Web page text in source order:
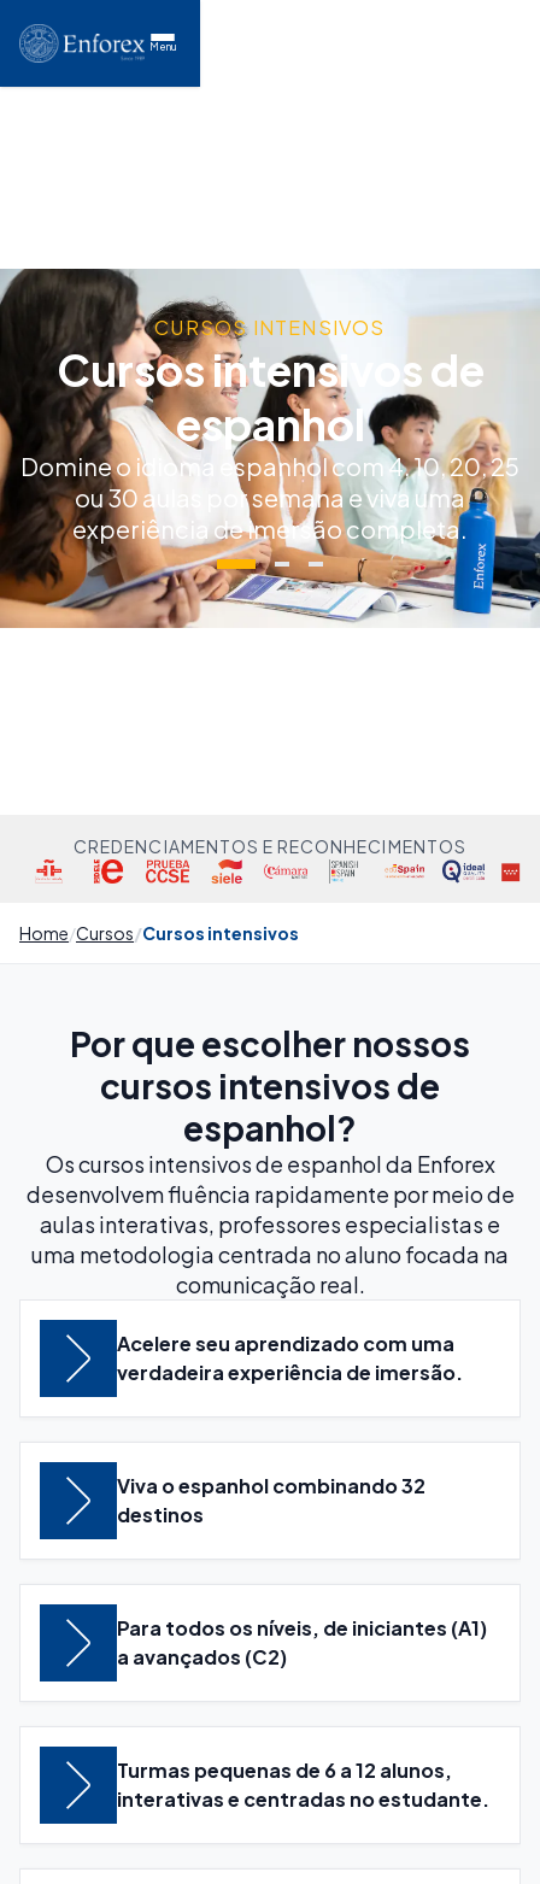
Menu
CURSOS INTENSIVOS
Cursos intensivos de
espanhol
Domine o idioma espanhol com 4, 10, 20, 25
ou 30 aulas por semana e viva uma
experiência de imersão completa.
CREDENCIAMENTOS E RECONHECIMENTOS
Home Cursos Cursos intensivos
Por que escolher nossos
cursos intensivos de
espanhol?
Os cursos intensivos de espanhol da Enforex
desenvolvem fluência rapidamente por meio de
aulas interativas, professores especialistas e
uma metodologia centrada no aluno focada na
comunicação real.
Acelere seu aprendizado com uma
verdadeira experiência de imersão.
Viva o espanhol combinando 32
destinos
Para todos os níveis, de iniciantes (A1)
a avançados (C2)
Turmas pequenas de 6 a 12 alunos,
interativas e centradas no estudante.